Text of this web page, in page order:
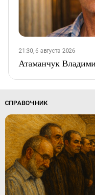
21:30, 6 августа 2026
Атаманчук
СПРАВОЧНИК